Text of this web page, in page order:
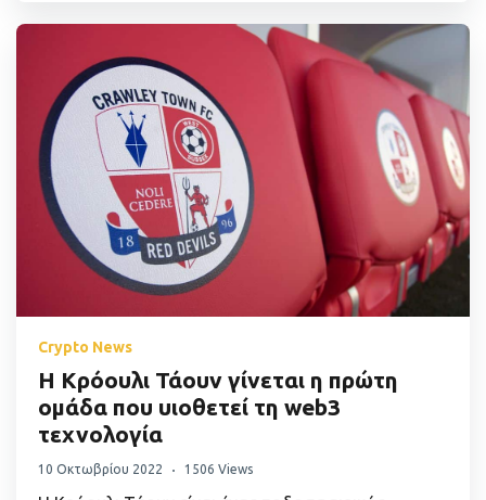
Crypto News
H Κρόουλι Τάουν γίνεται η πρώτη
ομάδα που υιοθετεί τη web3
τεχνολογία
10 Οκτωβρίου 2022 1506 Views